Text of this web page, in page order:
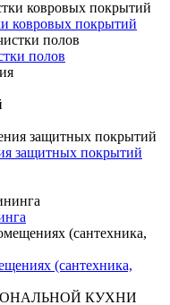
ковровых покрытий
полов
защитных покрытий
(сантехника,